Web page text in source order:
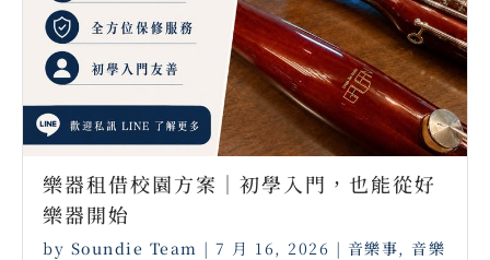
樂器租借校園方案｜初學入門，也能從好
樂器開始
by Soundie Team | 7 月 16, 2026 | 音樂事, 音樂